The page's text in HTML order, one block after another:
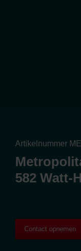
Artikelnummer
582 Watt-
Contact opnemen